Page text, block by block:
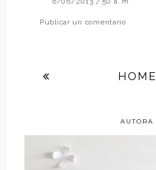
Publicar un comentario
HOME
AUTORA